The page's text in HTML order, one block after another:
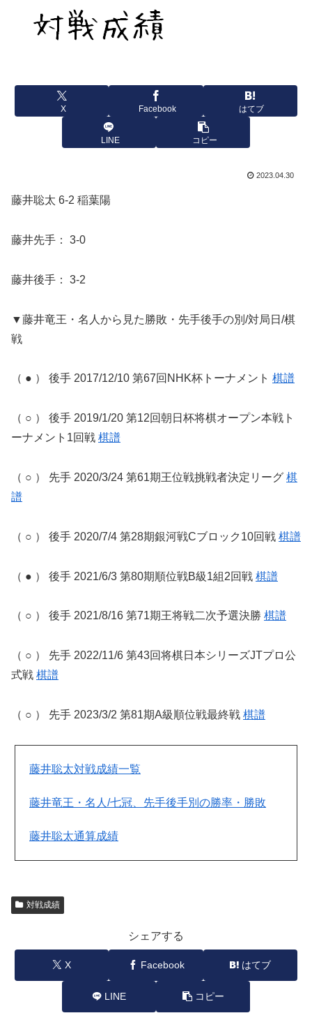
X Facebook はてブ
LINE コピー
2023.04.30
藤井聡太 6-2 稲葉陽
藤井先手： 3-0
藤井後手： 3-2
▼藤井竜王・名人から見た勝敗・先手後手の別/対局日/棋
戦
（ ● ） 後手 2017/12/10 第67回NHK杯トーナメント 棋譜
（ ○ ） 後手 2019/1/20 第12回朝日杯将棋オープン本戦ト
ーナメント1回戦 棋譜
（ ○ ） 先手 2020/3/24 第61期王位戦挑戦者決定リーグ 棋
譜
（ ○ ） 後手 2020/7/4 第28期銀河戦Cブロック10回戦 棋譜
（ ● ） 後手 2021/6/3 第80期順位戦B級1組2回戦 棋譜
（ ○ ） 後手 2021/8/16 第71期王将戦二次予選決勝 棋譜
（ ○ ） 先手 2022/11/6 第43回将棋日本シリーズJTプロ公
式戦 棋譜
（ ○ ） 先手 2023/3/2 第81期A級順位戦最終戦 棋譜
藤井聡太対戦成績一覧
藤井竜王・名人/七冠、先手後手別の勝率・勝敗
藤井聡太通算成績
対戦成績
シェアする
X Facebook はてブ
LINE コピー